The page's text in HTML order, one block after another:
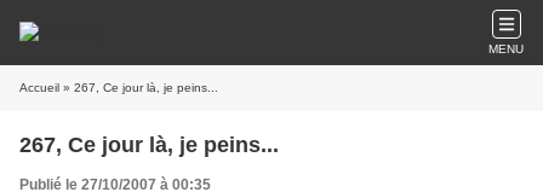
MENU
Accueil » 267, Ce jour là, je peins...
267, Ce jour là, je peins...
Publié le 27/10/2007 à 00:35